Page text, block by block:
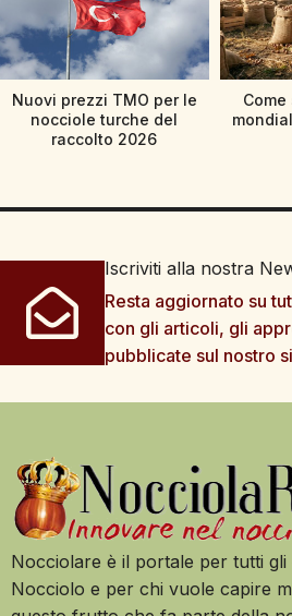
Nuovi prezzi TMO per le
nocciole turche del
raccolto 2026
Iscriviti alla nostra
Resta aggiornato su
con gli articoli, gli
pubblicate sul nostro
Nocciolare è il portale per tutti
Nocciolo e per chi vuole capire